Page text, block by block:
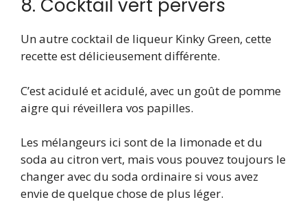
8. Cocktail vert pervers
Un autre cocktail de liqueur Kinky Green, cette
recette est délicieusement différente.
C’est acidulé et acidulé, avec un goût de pomme
aigre qui réveillera vos papilles.
Les mélangeurs ici sont de la limonade et du
soda au citron vert, mais vous pouvez toujours le
changer avec du soda ordinaire si vous avez
envie de quelque chose de plus léger.